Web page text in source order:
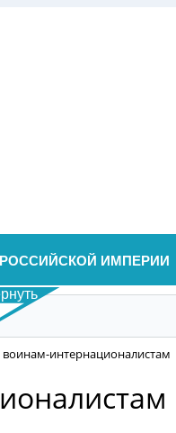
ИМПЕРИИ
интернационалистам